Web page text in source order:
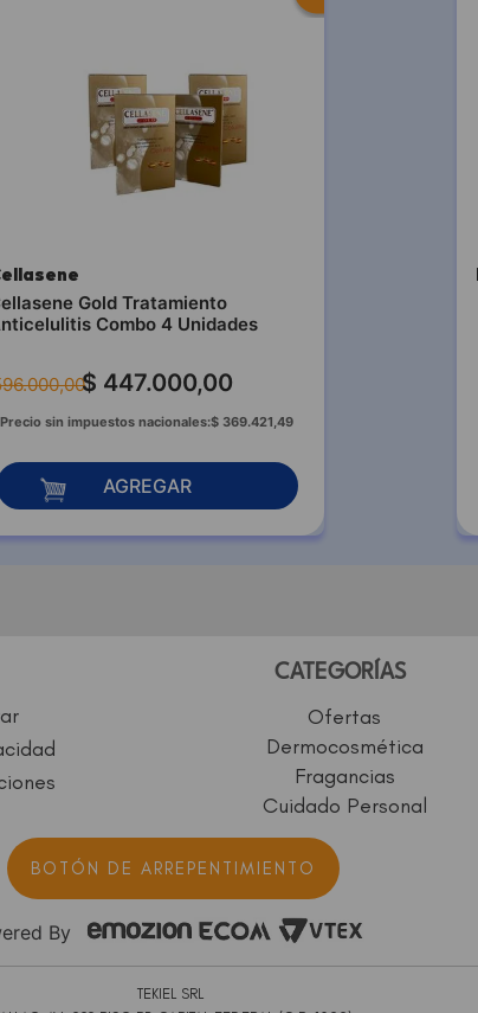
Gold Tratamiento
Combo 4 Unidades
.000,00$ 447.000,00
Precio sin impuestos nacionales:$ 369.421,49
AGREGAR
CATEGORÍAS
Ofertas
Dermocosmética
Fragancias
Cuidado Personal
BOTÓN DE ARREPENTIMIENTO
By
TEKIEL SRL